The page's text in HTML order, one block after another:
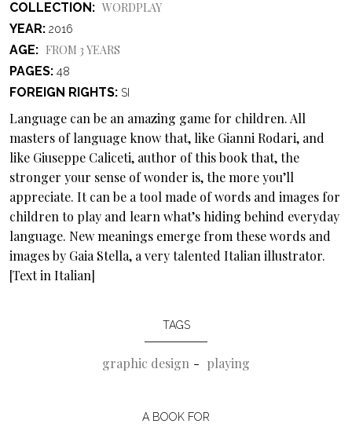
COLLECTION
WORDPLAY
YEAR 2016
AGE
FROM 3 YEARS
PAGES 48
FOREIGN RIGHTS SI
Language can be an amazing game for children. All
masters of language know that, like Gianni Rodari, and
like Giuseppe Caliceti, author of this book that, the
stronger your sense of wonder is, the more you’ll
appreciate. It can be a tool made of words and images for
children to play and learn what’s hiding behind everyday
language. New meanings emerge from these words and
images by Gaia Stella, a very talented Italian illustrator.
[Text in Italian]
TAGS
graphic design playing
A BOOK FOR